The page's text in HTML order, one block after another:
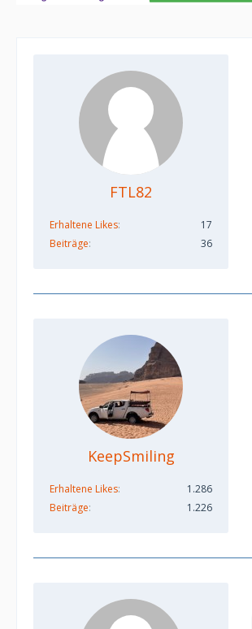
FTL82
Erhaltene Likes
17
Beiträge
36
KeepSmiling
Erhaltene Likes
1.286
Beiträge
1.226